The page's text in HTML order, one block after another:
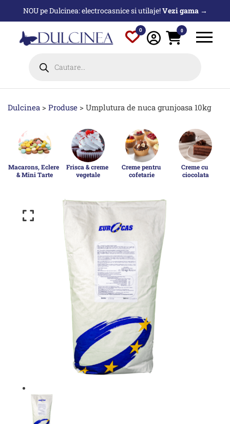
conținut
NOU pe Dulcinea: electrocasnice si utilaje!Vezi gama →
0 0
search
Dulcinea > Produse > Umplutura de nuca grunjoasa 10kg
Macarons, Eclere
& Mini Tarte
Frisca & creme
vegetale
Creme pentru
cofetarie
Creme cu
ciocolata